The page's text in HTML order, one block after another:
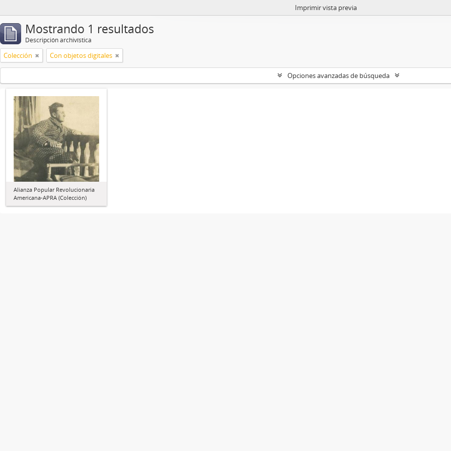
Imprimir vista previa
Mostrando 1 resultados
Descripción archivística
Colección Con objetos digitales
Opciones avanzadas de búsqueda
Alianza Popular Revolucionaria
Americana-APRA (Colección)